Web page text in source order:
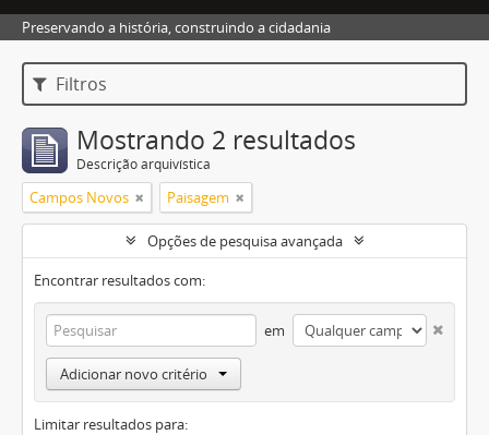
Preservando a história, construindo a cidadania
Filtros
Mostrando 2 resultados
Descrição arquivística
Campos Novos Paisagem
Opções de pesquisa avançada
Encontrar resultados com:
em
Adicionar novo critério
Limitar resultados para: